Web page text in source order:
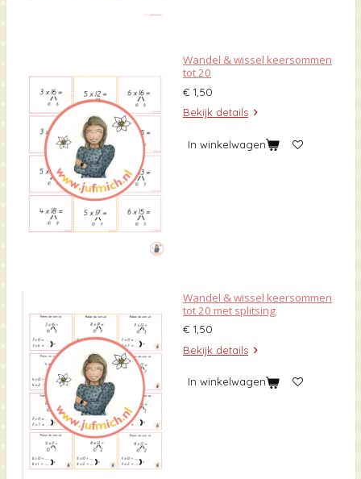
Wandel & wissel keersommen
tot 20
€ 1,50
Bekijk details
In winkelwagen
Wandel & wissel keersommen
tot 20 met splitsing
€ 1,50
Bekijk details
In winkelwagen